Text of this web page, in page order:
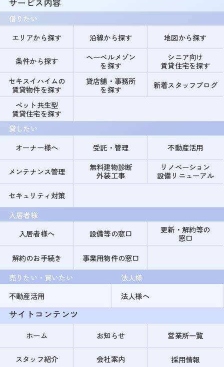
借りたい
エリアから探す
沿線から探す 地図から探す
条件から探す
ヘーベルメゾン
を探す
シニア向け
賃貸住宅を探す
セキスイハイムの
賃貸物件を探す
貸店舗・事務所
を探す
新着スタッフブログ
ペット共生型
賃貸住宅を探す
貸したい
オーナー様へ
受託・管理 不動産活用
メンテナンス管理
無料建物診断
外装工事
リノベーション
設備リニューアル
セキュリティ対策
入居者様
入居者様へ
設備等の窓口
更新・解約等の
窓口
解約のお手続き
事業用物件の窓口
売りたい・買いたい
不動産活用
法人様
法人様へ
サイトコンテンツ
ホーム お知らせ 営業所一覧
スタッフ紹介 会社案内 採用情報